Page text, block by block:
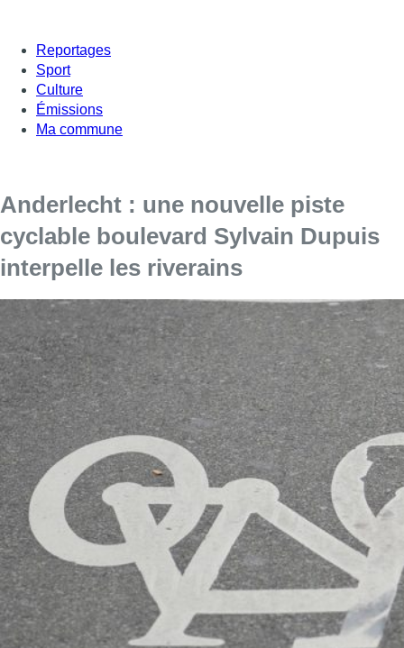
Reportages
Sport
Culture
Émissions
Ma commune
Anderlecht : une nouvelle piste
cyclable boulevard Sylvain Dupuis
interpelle les riverains